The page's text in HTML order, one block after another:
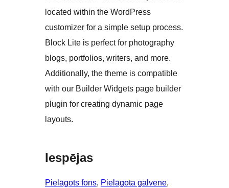
located within the WordPress
customizer for a simple setup process.
Block Lite is perfect for photography
blogs, portfolios, writers, and more.
Additionally, the theme is compatible
with our Builder Widgets page builder
plugin for creating dynamic page
layouts.
Iespējas
Pielāgots fons, Pielāgota galvene